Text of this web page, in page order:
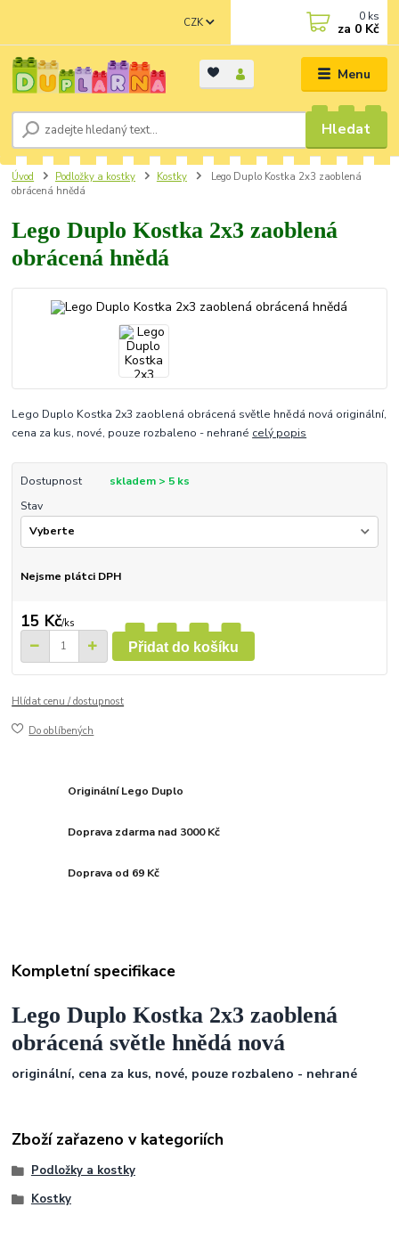
Menu
CZK
Hledat
0 ks
za 0 Kč
Úvod Podložky a kostky Kostky
Lego Duplo Kostka 2x3 zaoblená
obrácená hnědá
Lego Duplo Kostka 2x3 zaoblená
obrácená hnědá
Lego Duplo Kostka 2x3 zaoblená obrácená světle hnědá nová originální,
cena za kus, nové, pouze rozbaleno - nehrané celý popis
Dostupnost
skladem > 5 ks
Stav
Nejsme plátci DPH
15 Kč/ks
Přidat do košíku
Hlídat cenu / dostupnost
Do oblíbených
Originální Lego Duplo
Doprava zdarma nad 3000 Kč
Doprava od 69 Kč
Kompletní specifikace
Lego Duplo Kostka 2x3 zaoblená
obrácená světle hnědá nová
originální, cena za kus, nové, pouze rozbaleno - nehrané
Zboží zařazeno v kategoriích
Podložky a kostky
Kostky